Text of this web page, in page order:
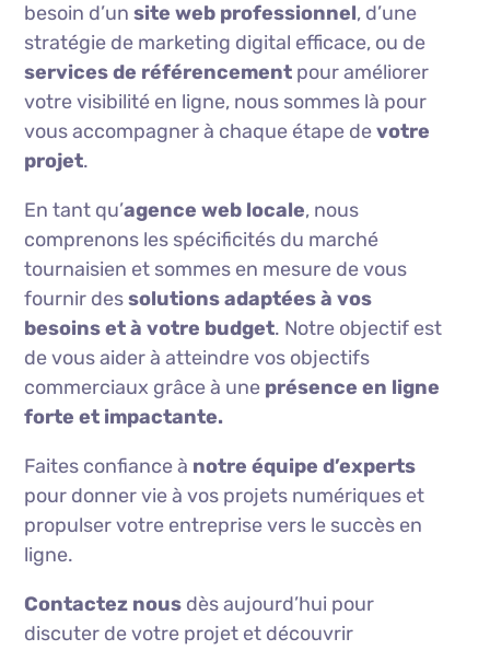
besoin d’unsite web professionnel, d’une
stratégie de marketing digital efficace, ou de
services de référencement pour améliorer
votre visibilité en ligne, nous sommes là pour
vous accompagner à chaque étape devotre
projet.
En tant qu’agence web locale, nous
comprenons les spécificités du marché
tournaisien et sommes en mesure de vous
fournir dessolutions adaptées à vos
besoins et à votre budget. Notre objectif est
de vous aider à atteindre vos objectifs
commerciaux grâce à une présence en ligne
forte et impactante.
Faites confiance à notre équipe d’experts
pour donner vie à vos projets numériques et
propulser votre entreprise vers le succès en
ligne.
Contactez nous dès aujourd’hui pour
discuter de votre projet et découvrir